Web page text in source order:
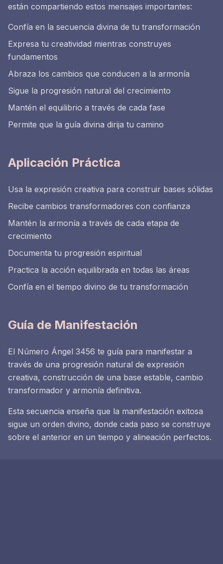
están compartiendo estos mensajes importantes:
Confía en la secuencia divina de tu transformación
Expresa tu creatividad mientras construyes
fundamentos
Abraza los cambios que conducen a la armonía
Sigue la progresión natural del crecimiento
Mantén el equilibrio a través de cada fase
Permite que la guía divina dirija tu camino
Aplicación Práctica
Usa la expresión creativa para construir bases sólidas
Recibe cambios transformadores con confianza
Mantén la armonía a través de cada etapa de
crecimiento
Documenta tu progresión espiritual
Practica la acción equilibrada en todas las áreas
Confía en el tiempo divino de tu transformación
Guía de Manifestación
El Número Ángel 3456 te guía para manifestar a
través de una progresión natural de expresión
creativa, construcción de una base estable, cambio
transformador y armonía definitiva.
Esta secuencia enseña que la manifestación exitosa
sigue un orden divino, donde cada paso se construye
sobre el anterior en un tiempo y alineación perfectos.